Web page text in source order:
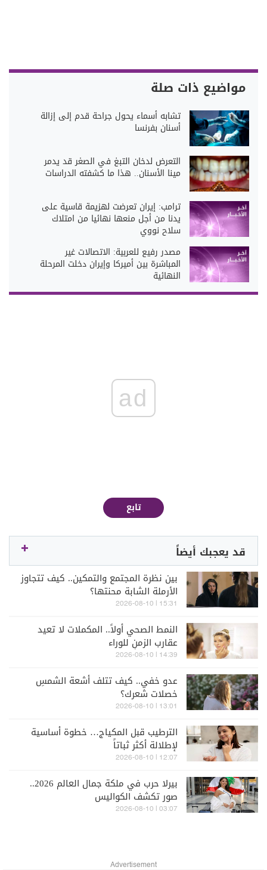
مواضيع ذات صلة
تشابه أسماء يحول جراحة قدم إلى إزالة
أسنان بفرنسا
التعرض لدخان التبغ في الصغر قد يدمر
مينا الأسنان.. هذا ما كشفته الدراسات
ترامب: إيران تعرضت لهزيمة قاسية على
يدنا من أجل منعها نهائيا من امتلاك
سلاح نووي
مصدر رفيع للعربية: الاتصالات غير
المباشرة بين أميركا وإيران دخلت المرحلة
النهائية
ad
تابع
قد يعجبك أيضاً
بين نظرة المجتمع والتمكين.. كيف تتجاوز
الأرملة الشابة محنتها؟
15:31 | 2026-08-10
النمط الصحي أولاً.. المكملات لا تعيد
عقارب الزمنِ للوراء
14:39 | 2026-08-10
عدو خفي.. كيف تتلف أشعة الشمسِ
خصلات شعرك؟
13:01 | 2026-08-10
الترطيب قبل المكياج… خطوة أساسية
لإطلالة أكثر ثباتاً
12:07 | 2026-08-10
بيرلا حرب في ملكة جمال العالم 2026..
صور تكشف الكواليس
03:07 | 2026-08-10
Advertisement